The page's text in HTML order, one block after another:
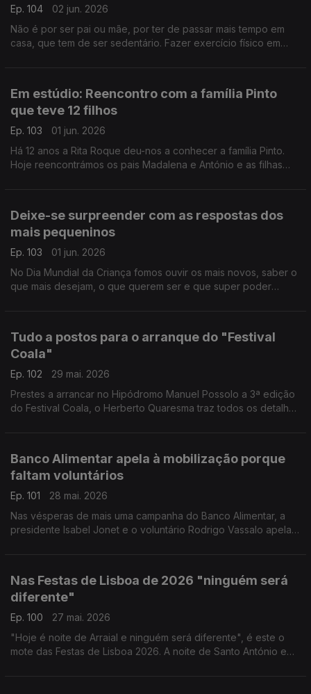
Ep. 104
02 jun. 2026
Não é por ser pai ou mãe, por ter de passar mais tempo em
casa, que tem de ser sedentário. Fazer exercício físico em
Em estúdio: Reencontro com a família Pinto
que teve 12 filhos
Ep. 103
01 jun. 2026
Há 12 anos a Rita Roque deu-nos a conhecer a família Pinto.
Hoje reencontrámos os pais Madalena e António e as filhas
Deixe-se surpreender com as respostas dos
mais pequeninos
Ep. 103
01 jun. 2026
No Dia Mundial da Criança fomos ouvir os mais novos, saber o
que mais desejam, o que querem ser e que super poder
Tudo a postos para o arranque do "Festival
Coala"
Ep. 102
29 mai. 2026
Prestes a arrancar no Hipódromo Manuel Possolo a 3ª edição
do Festival Coala, o Herberto Quaresma traz todos os detalhes
Banco Alimentar apela à mobilização porque
faltam voluntários
Ep. 101
28 mai. 2026
Nas vésperas de mais uma campanha do Banco Alimentar, a
presidente Isabel Jonet e o voluntário Rodrigo Vassalo apelam
Nas Festas de Lisboa de 2026 "ninguém será
diferente"
Ep. 100
27 mai. 2026
"Hoje é noite de Arraial e ninguém será diferente", é este o
mote das Festas de Lisboa 2026. A noite de Santo António e